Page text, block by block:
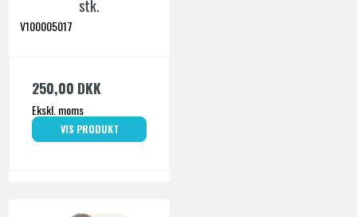
stk.
V100005017
250,00 DKK
Ekskl. moms
VIS PRODUKT